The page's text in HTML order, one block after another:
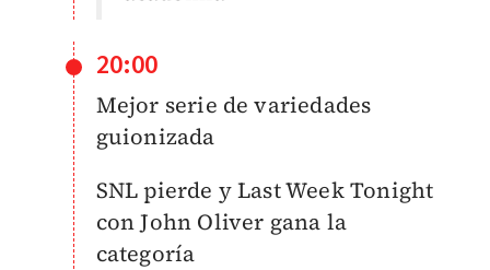
20:00
Mejor serie de variedades
guionizada
SNL pierde y Last Week Tonight
con John Oliver gana la
categoría